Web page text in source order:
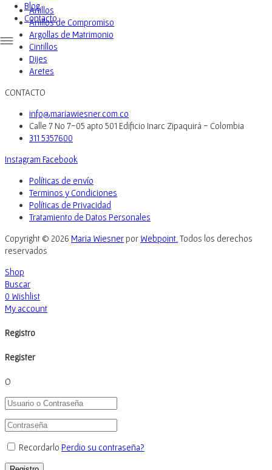
Blog
Contacto
Anillos
Anillos de Compromiso
Argollas de Matrimonio
Cintillos
Dijes
Aretes
CONTACTO
info@mariawiesner.com.co
Calle 7 No 7-05 apto 501 Edificio Inarc Zipaquirá - Colombia
311 5357600
Instagram Facebook
Políticas de envío
Terminos y Condiciones
Políticas de Privacidad
Tratamiento de Datos Personales
Copyright © 2026 Maria Wiesnerpor Webpoint. Todos los derechos
reservados
Shop
Buscar
0 Wishlist
My account
Registro
Register
O
Recordarlo Perdio su contraseña?